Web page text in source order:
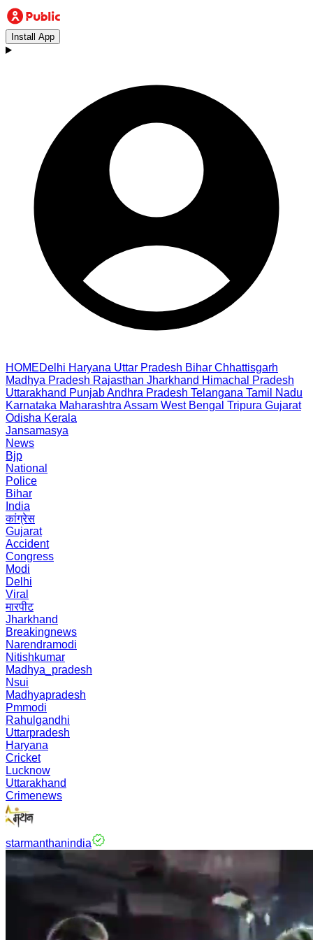
Install App
HOMEDelhi Haryana Uttar Pradesh Bihar Chhattisgarh
Madhya Pradesh Rajasthan Jharkhand Himachal Pradesh
Uttarakhand PunjabAndhra Pradesh Telangana Tamil Nadu
Karnataka Maharashtra Assam West Bengal Tripura Gujarat
Odisha Kerala
Jansamasya
News
Bjp
National
Police
Bihar
India
कांग्रेस
Gujarat
Accident
Congress
Modi
Delhi
Viral
मारपीट
Jharkhand
Breakingnews
Narendramodi
Nitishkumar
Madhya_pradesh
Nsui
Madhyapradesh
Pmmodi
Rahulgandhi
Uttarpradesh
Haryana
Cricket
Lucknow
Uttarakhand
Crimenews
starmanthanindia